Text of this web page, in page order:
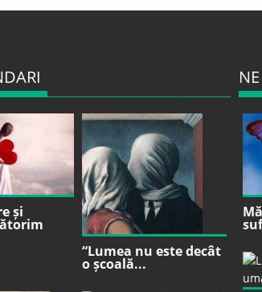
și
“Lumea nu este decât
o școală...